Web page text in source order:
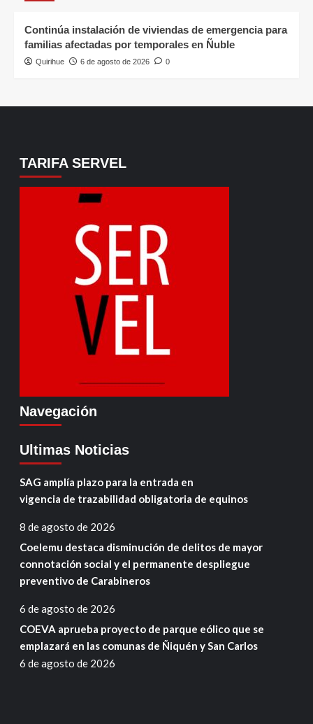
Continúa instalación de viviendas de emergencia para
familias afectadas por temporales en Ñuble
Quirihue 6 de agosto de 2026 0
TARIFA SERVEL
Navegación
Ultimas Noticias
SAG amplía plazo para la entrada en
vigencia de trazabilidad obligatoria de equinos
8 de agosto de 2026
Coelemu destaca disminución de delitos de mayor
connotación social y el permanente despliegue
preventivo de Carabineros
6 de agosto de 2026
COEVA aprueba proyecto de parque eólico que se
emplazará en las comunas de Ñiquén y San Carlos
6 de agosto de 2026